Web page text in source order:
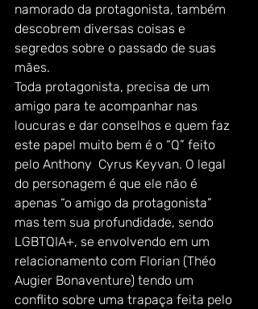
namorado da protagonista, também
descobrem diversas coisas e
segredos sobre o passado de suas
mães.
Toda protagonista, precisa de um
amigo para te acompanhar nas
loucuras e dar conselhos e quem faz
este papel muito bem é o “Q” feito
pelo Anthony  Cyrus Keyvan. O legal
do personagem é que ele não é
apenas “o amigo da protagonista”
mas tem sua profundidade, sendo
LGBTQIA+, se envolvendo em um
relacionamento com Florian (Théo
Augier Bonaventure) tendo um
conflito sobre uma trapaça feita pelo